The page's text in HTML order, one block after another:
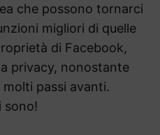
che possono tornarci
migliori di quelle
di Facebook,
privacy, nonostante
passi avanti.
sono!